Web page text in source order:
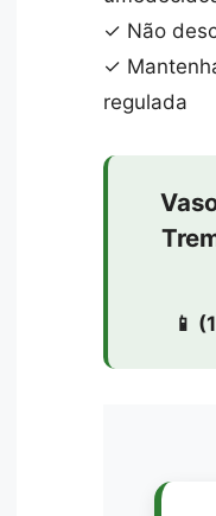
✓ Não
✓
regulada
📱